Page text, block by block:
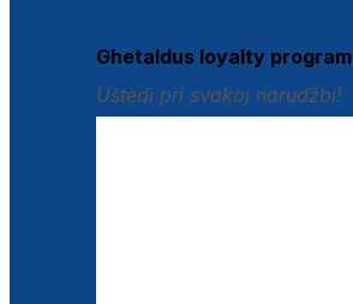
Ghetaldus loyalty program
Uštedi pri svakoj narudžbi!